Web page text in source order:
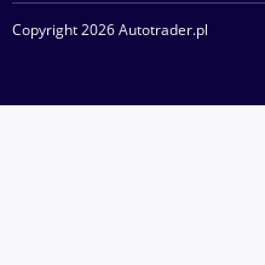
Copyright 2026 Autotrader.pl